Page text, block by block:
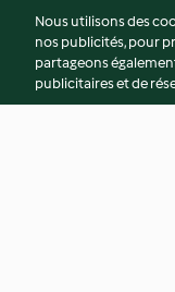
Nous utilisons des
nos publicités, pour
partageons
publicitaires et de